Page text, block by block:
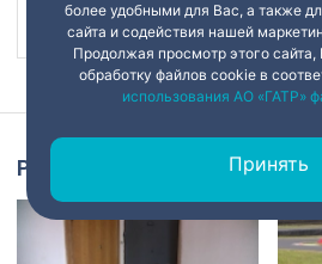
Наш канал в
Репортаж
более удобными для Вас, а также
сайта и содействия нашей
Продолжая просмотр этого
обработку файлов cookie в
использования АО «ГАТР»
Принять